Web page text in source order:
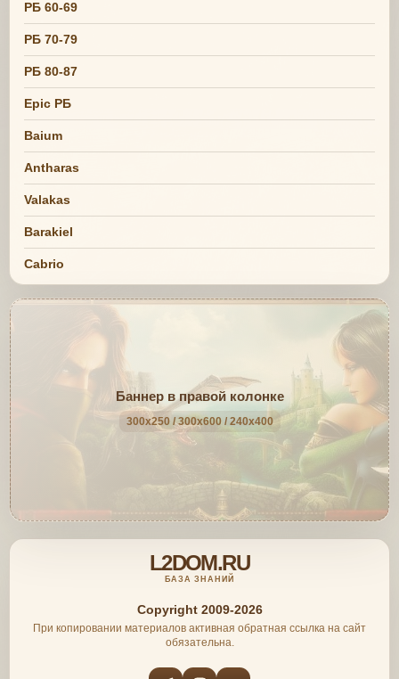
РБ 60-69
РБ 70-79
РБ 80-87
Epic РБ
Baium
Antharas
Valakas
Barakiel
Cabrio
Баннер в правой колонке
300x250 / 300x600 / 240x400
L2DOM.RU
БАЗА ЗНАНИЙ
Copyright 2009-2026
При копировании материалов активная обратная ссылка на сайт
обязательна.